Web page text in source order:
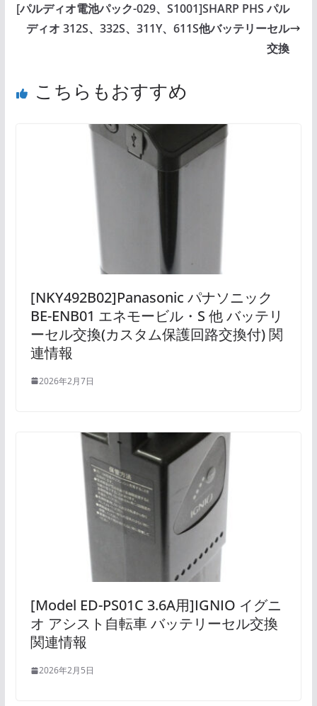
[パルディオ電池パック-029、S1001]SHARP PHS パル
ディオ 312S、332S、311Y、611S他バッテリーセル
交換
こちらもおすすめ
[NKY492B02]Panasonic パナソニック
BE-ENB01 エネモービル・S 他 バッテリ
ーセル交換(カスタム保護回路交換付) 関
連情報
2026年2月7日
[Model ED-PS01C 3.6A用]IGNIO イグニ
オ アシスト自転車 バッテリーセル交換
関連情報
2026年2月5日